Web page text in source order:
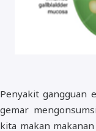
Penyakit gangguan
gemar
kita makan